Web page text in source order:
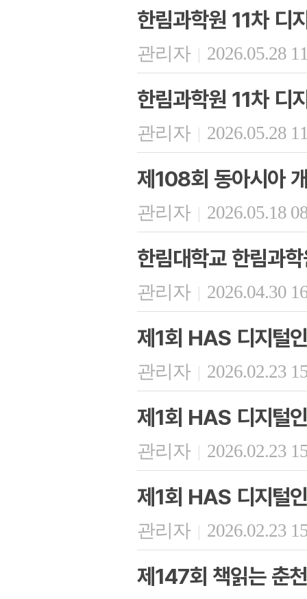
한림과학원 11차 디
관리자 | 2026.05.28
한림과학원 11차 디
관리자 | 2026.05.28
제108회 동아시아
관리자 | 2026.05.18
한림대학교 한림과
관리자 | 2026.04.30
제1회 HAS 디지털
관리자 | 2026.02.23
제1회 HAS 디지털
관리자 | 2026.02.23
제1회 HAS 디지털
관리자 | 2026.02.23
제147회 책읽는 춘천